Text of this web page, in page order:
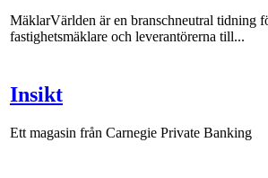
MäklarVärlden är en branschneutral tidning
fastighetsmäklare och leverantörerna till...
Insikt
Ett magasin från Carnegie Private Banking